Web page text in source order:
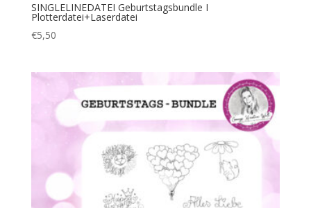
SINGLELINEDATEI Geburtstagsbundle I
Plotterdatei+Laserdatei
€5,50